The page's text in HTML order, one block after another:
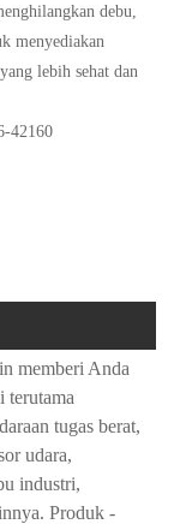
debu,
menyediakan
lebih sehat dan
42160
memberi Anda
terutama
tugas berat,
udara,
industri,
Produk -